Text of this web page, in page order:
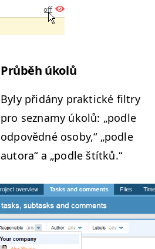
Průběh úkolů
Byly přidány prak­tické fil­try
pro sez­namy úkolů: „podle
odpověd­né oso­by,“ „podle
auto­ra“ a „podle štítků.“